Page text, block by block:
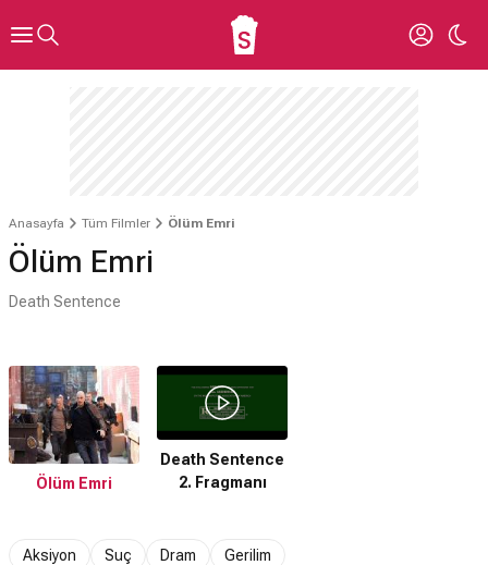
Anasayfa Tüm Filmler Ölüm Emri
Ölüm Emri
Death Sentence
Ölüm Emri
Death Sentence
2. Fragmanı
Aksiyon Suç Dram Gerilim